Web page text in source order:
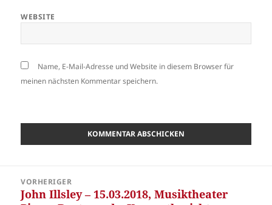
WEBSITE
Name, E-Mail-Adresse und Website in diesem Browser für
meinen nächsten Kommentar speichern.
VORHERIGER
Vorheriger
John Illsley – 15.03.2018, Musiktheater